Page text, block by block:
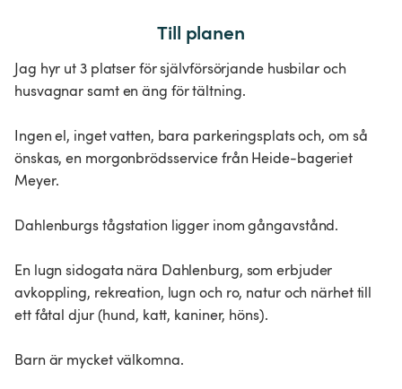
Till planen
Jag hyr ut 3 platser för självförsörjande husbilar och
husvagnar samt en äng för tältning.
Ingen el, inget vatten, bara parkeringsplats och, om så
önskas, en morgonbrödsservice från Heide-bageriet
Meyer.
Dahlenburgs tågstation ligger inom gångavstånd.
En lugn sidogata nära Dahlenburg, som erbjuder
avkoppling, rekreation, lugn och ro, natur och närhet till
ett fåtal djur (hund, katt, kaniner, höns).
Barn är mycket välkomna.